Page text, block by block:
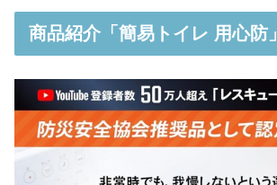
商品紹介「簡易トイレ 用心防」